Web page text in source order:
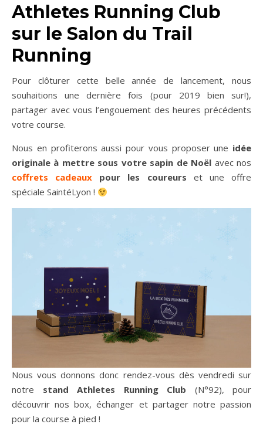
Athletes Running Club
sur le Salon du Trail
Running
Pour clôturer cette belle année de lancement, nous
souhaitions une dernière fois (pour 2019 bien sur!),
partager avec vous l’engouement des heures précédents
votre course.
Nous en profiterons aussi pour vous proposer une idée
originale à mettre sous votre sapin de Noël avec nos
coffrets cadeaux pour les coureurs et une offre
spéciale SaintéLyon !
Nous vous donnons donc rendez-vous dès vendredi sur
notre stand Athletes Running Club (N°92), pour
découvrir nos box, échanger et partager notre passion
pour la course à pied !